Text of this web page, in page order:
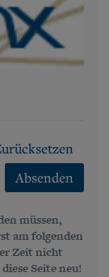
Absenden
müssen,
am folgenden
Zeit nicht
Seite neu!